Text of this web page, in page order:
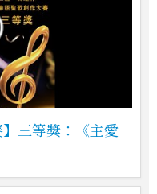
】三等獎：《主愛